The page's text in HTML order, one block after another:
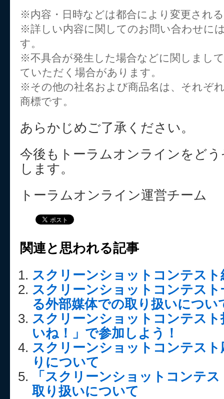
※内容・日時などは都合により変更され
※詳しい内容に関してのお問い合わせに
す。
※不具合が発生した場合などに関しまし
ていただく場合があります。
※その他の社名および商品名は、それぞ
商標です。
あらかじめご了承ください。
今後もトーラムオンラインをど
します。
トーラムオンライン運営チーム
関連と思われる記事
スクリーンショットコンテス
スクリーンショットコンテス
る外部媒体での取り扱いについ
スクリーンショットコンテスト
いね！」で参加しよう！
スクリーンショットコンテス
りについて
「スクリーンショットコンテ
取り扱いについて